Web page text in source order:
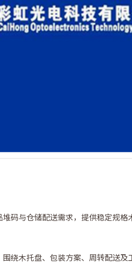
码与仓储配送需求，提供稳定规
绕木托盘、包装方案、周转配送